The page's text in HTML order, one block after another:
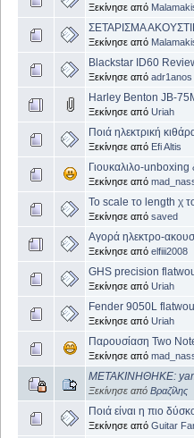
Ξεκίνησε από
ΣΕΤΑΡΙΣΜΑ
Ξεκίνησε από
Blackstar ID60
Ξεκίνησε από adr1anos
Harley Benton JB-
Ξεκίνησε από Uriah
Ποιά ηλεκτρική
Ξεκίνησε από Efi Altis
Γιουκαλιλο-
Ξεκίνησε από
Το scale το length χ
Ξεκίνησε από saved
Αγορά ηλεκτρο-
Ξεκίνησε από elfiii2008
GHS precision
Ξεκίνησε από Uriah
Fender 9050L
Ξεκίνησε από Uriah
Παρουσίαση Two
Ξεκίνησε από
ΜΕΤΑΚΙΝΗΘΗΚΕ:
Ξεκίνησε από Βραζίλης
Ποιά είναι η πιο
Ξεκίνησε από Guitar